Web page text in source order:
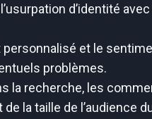
d’identité
personnalisé et le
problèmes.
la recherche, les
la taille de l’audience